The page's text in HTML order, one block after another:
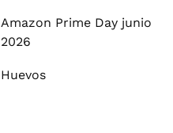
Amazon Prime Day junio
2026
Huevos